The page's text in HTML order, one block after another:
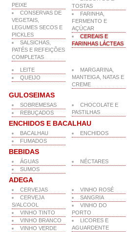
PEIXE
CONSERVAS DE
VEGETAIS,
LEGUMES SECOS E
PICKLES
SALSICHAS,
PATÉS E REFEIÇÕES
COMPLETAS
TOSTAS
FARINHA,
FERMENTO E
AÇÚCAR
CEREAIS E
FARINHAS LÁCTEAS
LEITE
QUEIJO
MARGARINA,
MANTEIGA, NATAS E
CREME
GULOSEIMAS
SOBREMESAS
REBUÇADOS
CHOCOLATE E
PASTILHAS
ENCHIDOS E BACALHAU
BACALHAU
FUMADOS
ENCHIDOS
BEBIDAS
ÁGUAS
SUMOS
NÉCTARES
ADEGA
CERVEJAS
CERVEJA
S/ALCOOL
VINHO TINTO
VINHO BRANCO
VINHO VERDE
VINHO ROSÉ
SANGRIA
VINHO DO
PORTO
LICORES E
AGUARDENTE